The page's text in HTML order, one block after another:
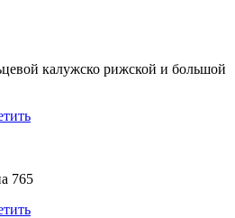
калужско рижской и большой
765